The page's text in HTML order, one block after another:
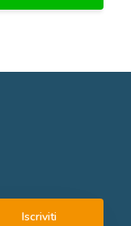
Iscriviti